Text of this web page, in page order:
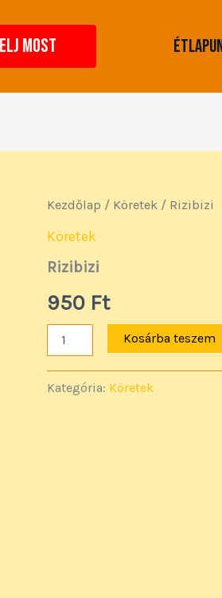
MOST
Kezdőlap / Köretek/ Rizibizi
Köretek
Rizibizi
950 Ft
Rizibizi
mennyiség
Kosárba teszem
Kategória: Köretek